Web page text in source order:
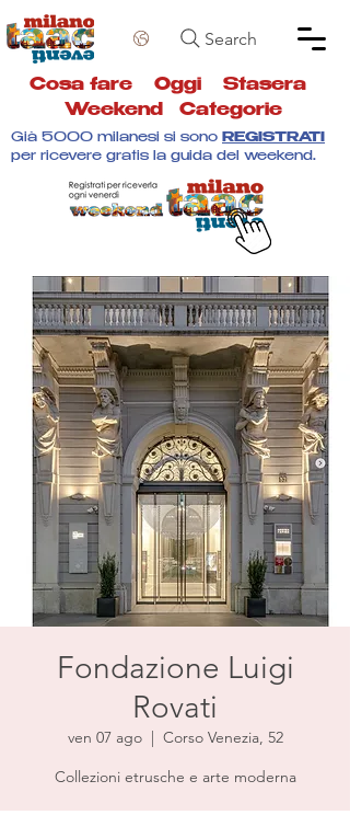
Search
Cosa fare Oggi Stasera
Weekend
Categorie
Già 5000 milanesi si sono REGISTRATI
per ricevere gratis la guida del weekend.
Fondazione Luigi
Rovati
ven 07 ago
  |
Corso Venezia, 52
Collezioni etrusche e arte moderna